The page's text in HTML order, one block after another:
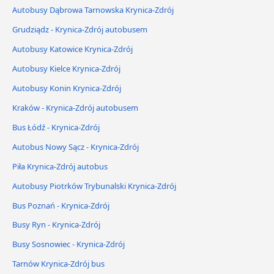
Autobusy Dąbrowa Tarnowska Krynica-Zdrój
Grudziądz - Krynica-Zdrój autobusem
Autobusy Katowice Krynica-Zdrój
Autobusy Kielce Krynica-Zdrój
Autobusy Konin Krynica-Zdrój
Kraków - Krynica-Zdrój autobusem
Bus Łódź - Krynica-Zdrój
Autobus Nowy Sącz - Krynica-Zdrój
Piła Krynica-Zdrój autobus
Autobusy Piotrków Trybunalski Krynica-Zdrój
Bus Poznań - Krynica-Zdrój
Busy Ryn - Krynica-Zdrój
Busy Sosnowiec - Krynica-Zdrój
Tarnów Krynica-Zdrój bus